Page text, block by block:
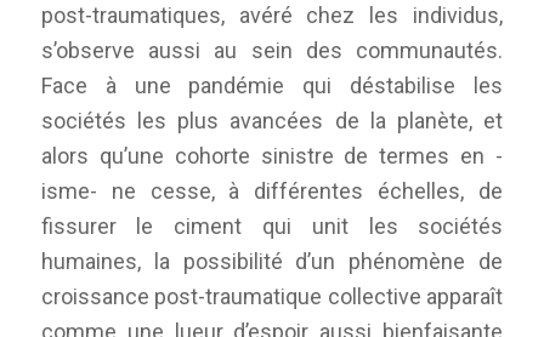
post-traumatiques, avéré chez les individus,
s’observe aussi au sein des communautés.
Face à une pandémie qui déstabilise les
sociétés les plus avancées de la planète, et
alors qu’une cohorte sinistre de termes en -
isme- ne cesse, à différentes échelles, de
fissurer le ciment qui unit les sociétés
humaines, la possibilité d’un phénomène de
croissance post-traumatique collective apparaît
comme une lueur d’espoir aussi bienfaisante